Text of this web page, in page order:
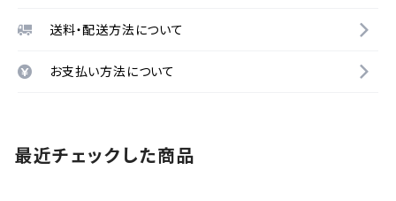
送料・配送方法について
お支払い方法について
最近チェックした商品